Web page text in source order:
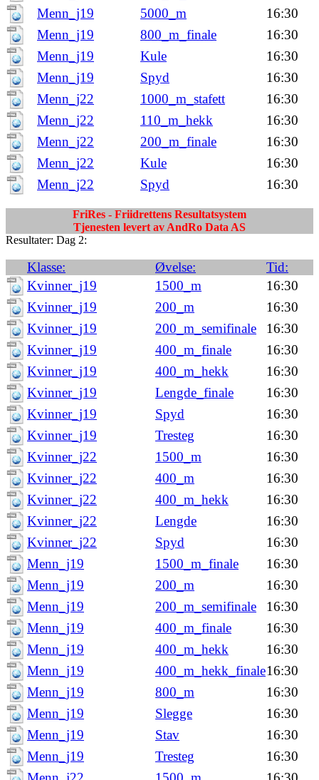
Menn_j19
5000_m
16:30
Menn_j19
800_m_finale
16:30
Menn_j19
Kule
16:30
Menn_j19
Spyd
16:30
Menn_j22
1000_m_stafett
16:30
Menn_j22
110_m_hekk
16:30
Menn_j22
200_m_finale
16:30
Menn_j22
Kule
16:30
Menn_j22
Spyd 16:30
FriRes - Friidrettens Resultatsystem
Tjenesten levert av AndRo Data AS
Resultater: Dag 2:
Klasse: Øvelse:
Tid:
Kvinner_j19
1500_m
16:30
Kvinner_j19
200_m
16:30
Kvinner_j19
200_m_semifinale
16:30
Kvinner_j19
400_m_finale
16:30
Kvinner_j19
400_m_hekk
16:30
Kvinner_j19
Lengde_finale
16:30
Kvinner_j19
Spyd
16:30
Kvinner_j19
Tresteg
16:30
Kvinner_j22
1500_m
16:30
Kvinner_j22
400_m
16:30
Kvinner_j22
400_m_hekk
16:30
Kvinner_j22
Lengde
16:30
Kvinner_j22
Spyd
16:30
Menn_j19
1500_m_finale
16:30
Menn_j19
200_m
16:30
Menn_j19
200_m_semifinale
16:30
Menn_j19
400_m_finale
16:30
Menn_j19
400_m_hekk
16:30
Menn_j19
400_m_hekk_finale16:30
Menn_j19
800_m
16:30
Menn_j19
Slegge
16:30
Menn_j19
Stav
16:30
Menn_j19
Tresteg
16:30